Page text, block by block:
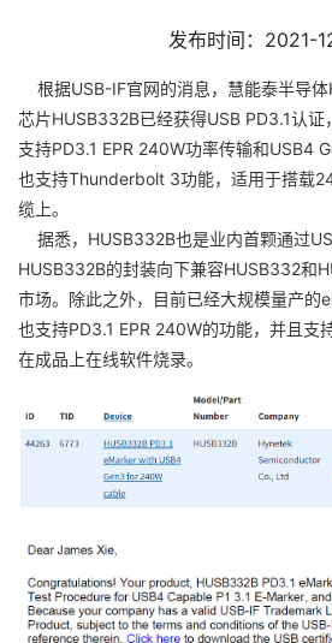
发布时间：2021-
根据USB-IF官网的消息，慧能泰半导
芯片HUSB332B已经获得USB PD3.1认
支持PD3.1 EPR 240W功率传输和USB4
也支持Thunderbolt 3功能，适用于搭载
缆上。
据悉，HUSB332B也是业内首颗通过
HUSB332B的封装向下兼容HUSB332和
市场。除此之外，目前已经大规模量产的
也支持PD3.1 EPR 240W的功能，并且支
在成品上在线软件烧录。